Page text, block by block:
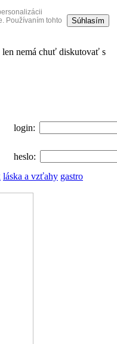
Používaním tohto
Súhlasím
nemá chuť diskutovať s
login:
heslo:
láska a vzťahy gastro